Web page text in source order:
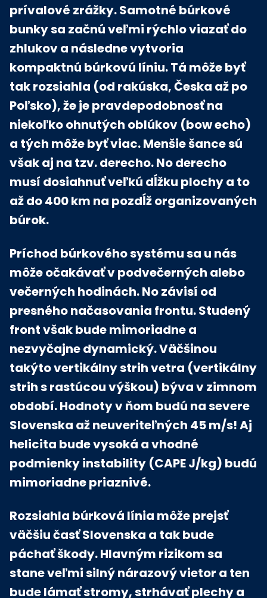
prívalové zrážky. Samotné búrkové
bunky sa začnú veľmi rýchlo viazať do
zhlukov a následne vytvoria
kompaktnú búrkovú líniu. Tá môže byť
tak rozsiahla (od rakúska, Česka až po
Poľsko), že je pravdepodobnosť na
niekoľko ohnutých oblúkov (bow echo)
a tých môže byť viac. Menšie šance sú
však aj na tzv. derecho. No derecho
musí dosiahnuť veľkú dĺžku plochy a to
až do 400 km na pozdĺž organizovaných
búrok.
Príchod búrkového systému sa u nás
môže očakávať v podvečerných alebo
večerných hodinách. No závisí od
presného načasovania frontu. Studený
front však bude mimoriadne a
nezvyčajne dynamický. Väčšinou
takýto vertikálny strih vetra (vertikálny
strih s rastúcou výškou) býva v zimnom
období. Hodnoty v ňom budú na severe
Slovenska až neuveriteľných 45 m/s! Aj
helicita bude vysoká a vhodné
podmienky instability (CAPE J/kg) budú
mimoriadne priaznivé.
Rozsiahla búrková línia môže prejsť
väčšiu časť Slovenska a tak bude
páchať škody. Hlavným rizikom sa
stane veľmi silný nárazový vietor a ten
bude lámať stromy, strhávať plechy a